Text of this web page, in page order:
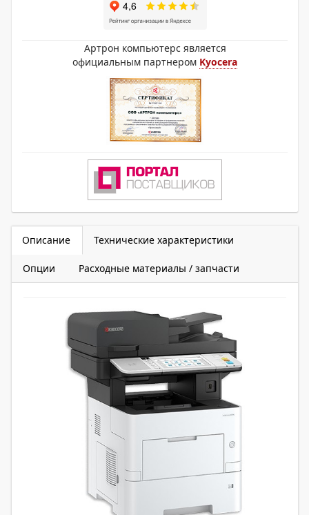
Артрон компьютерс является
официальным партнером Kyocera
Описание Технические характеристики
Опции Расходные материалы / запчасти